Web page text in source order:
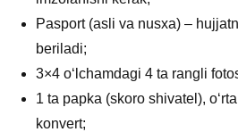
Pasport (asli va nusxa) –
beriladi;
3×4 oʻlchamdagi 4 ta rangli
1 ta papka (skoro shivatel),
konvert;